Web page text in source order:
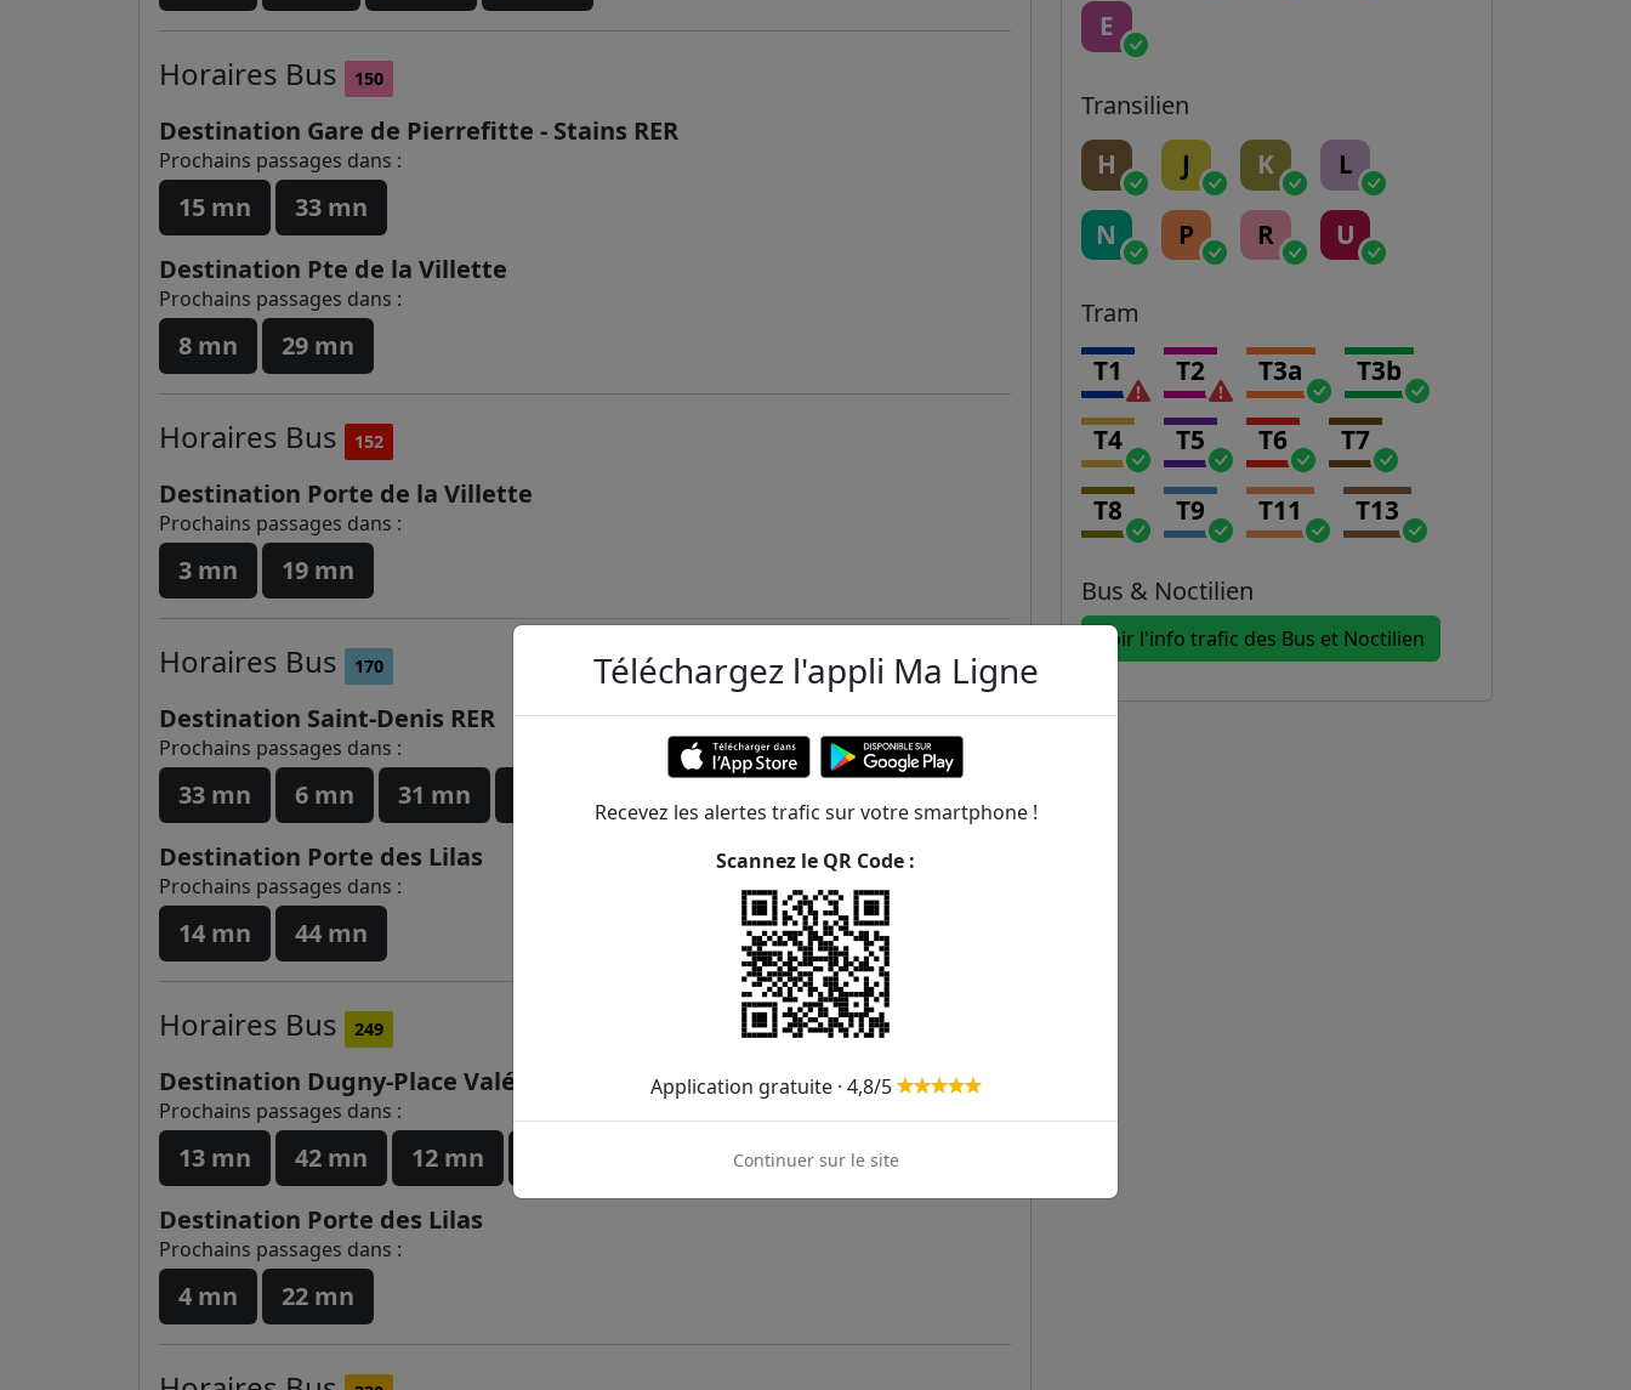
Horaires Bus 150
Destination Gare de Pierrefitte - Stains RER
Prochains passages dans :
15 mn
33 mn
Destination Pte de la Villette
Prochains passages dans :
8 mn 29 mn
Horaires Bus 152
Destination Porte de la Villette
Prochains passages dans :
3 mn 19 mn
Horaires Bus 170
Destination Saint-Denis RER
Prochains passages dans :
33 mn 6 mn 31 mn
Destination Porte des Lilas
Prochains passages dans :
14 mn 44 mn
Horaires Bus 249
Destination Dugny-Place Valérie André
Prochains passages dans :
13 mn 42 mn 12 mn
Destination Porte des Lilas
Prochains passages dans :
4 mn 22 mn
E
Transilien
H J K L
N P R U
Tram
T1 T2 T3a T3b
T4 T5 T6 T7
T8 T9 T11 T13
Bus & Noctilien
Voir l'info trafic des Bus et Noctilien
Téléchargez l'appli Ma Ligne
Recevez les alertes trafic sur votre smartphone !
Scannez le QR Code :
Application gratuite · 4,8/5
Continuer sur le site